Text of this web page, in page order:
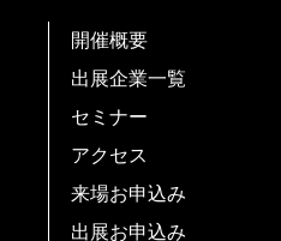
開催概要
出展企業一覧
セミナー
アクセス
来場お申込み
出展お申込み